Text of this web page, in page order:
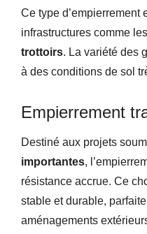
Ce type d’empierrement
infrastructures comme les
trottoirs. La variété des
à des conditions de sol
Empierrement
Destiné aux projets
importantes,
résistance accrue. Ce
stable et durable,
aménagements